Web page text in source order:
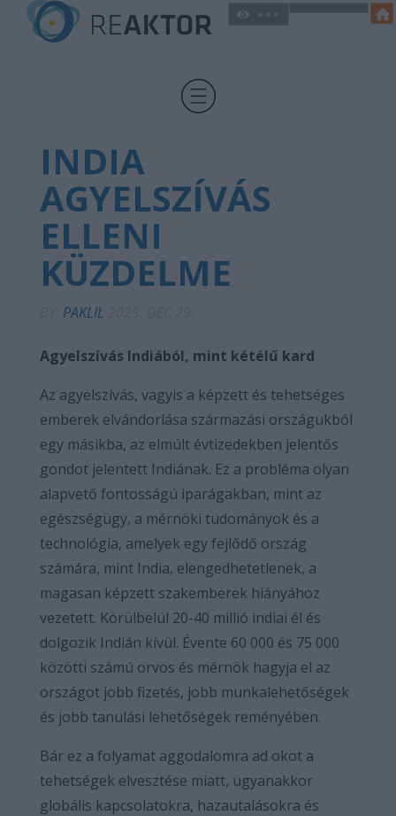
INDIA
AGYELSZÍVÁS
ELLENI
KÜZDELME
PAKLIL
Agyelszívás Indiából, mint kétélű kard
Az agyelszívás, vagyis a képzett és tehetséges
emberek elvándorlása származási országukból
egy másikba, az elmúlt évtizedekben jelentős
gondot jelentett Indiának. Ez a probléma olyan
alapvető fontosságú iparágakban, mint az
egészségügy, a mérnöki tudományok és a
technológia, amelyek egy fejlődő ország
számára, mint India, elengedhetetlenek, a
magasan képzett szakemberek hiányához
vezetett. Körülbelül 20-40 millió indiai él és
dolgozik Indián kívül. Évente 60 000 és 75 000
közötti számú orvos és mérnök hagyja el az
országot jobb fizetés, jobb munkalehetőségek
és jobb tanulási lehetőségek reményében.
Bár ez a folyamat aggodalomra ad okot a
tehetségek elvesztése miatt, ugyanakkor
globális kapcsolatokra, hazautalásokra és